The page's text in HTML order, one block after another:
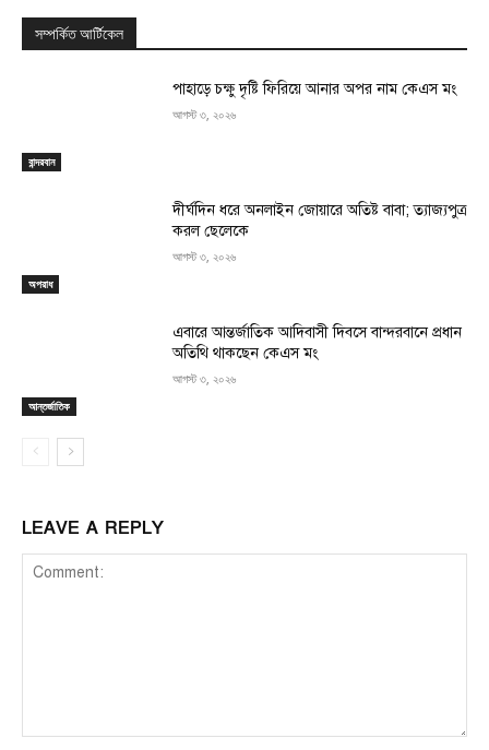
সম্পর্কিত আর্টিকেল
বান্দরবান
পাহাড়ে চক্ষু দৃষ্টি ফিরিয়ে আনার অপর নাম কেএস মং
আগস্ট ৩, ২০২৬
অপরাধ
দীর্ঘদিন ধরে অনলাইন জোয়ারে অতিষ্ট বাবা; ত্যাজ্যপুত্র
করল ছেলেকে
আগস্ট ৩, ২০২৬
আন্তর্জাতিক
এবারে আন্তর্জাতিক আদিবাসী দিবসে বান্দরবানে প্রধান
অতিথি থাকছেন কেএস মং
আগস্ট ৩, ২০২৬
LEAVE A REPLY